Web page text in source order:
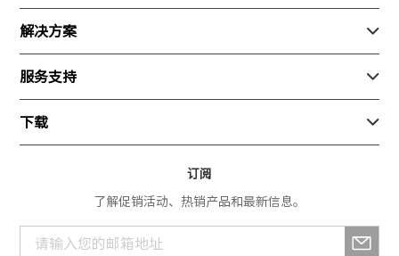
联系我们
行业产品
消费产品
解决方案 
安防
巡检
服务支持 
随心飞
服务进度查询
解禁申请
下载 
行业产品
消费产品
订阅
了解促销活动、热销产品和最新信息。